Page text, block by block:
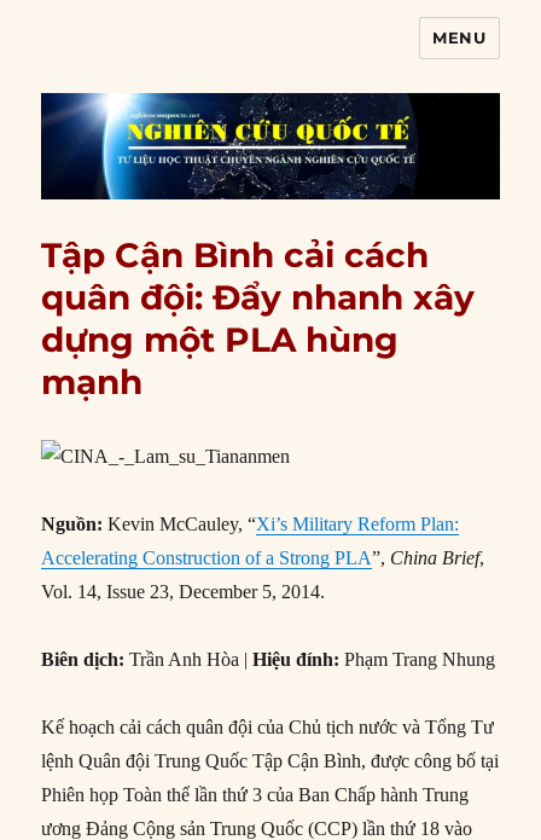
MENU
Tập Cận Bình cải cách
quân đội: Đẩy nhanh xây
dựng một PLA hùng
mạnh
Nguồn: Kevin McCauley, “Xi’s Military Reform Plan:
Accelerating Construction of a Strong PLA”, China Brief,
Vol. 14, Issue 23, December 5, 2014.
Biên dịch: Trần Anh Hòa |Hiệu đính: Phạm Trang Nhung
Kế hoạch cải cách quân đội của Chủ tịch nước và Tổng Tư
lệnh Quân đội Trung Quốc Tập Cận Bình, được công bố tại
Phiên họp Toàn thể lần thứ 3 của Ban Chấp hành Trung
ương Đảng Cộng sản Trung Quốc (CCP) lần thứ 18 vào